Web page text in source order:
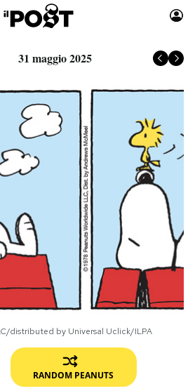
Moda
Libri
Consumismi
Storie/Idee
Ok Boomer!
Media
Europa
Altrecose
Mondiali calcio 2026
31 maggio 2025
distributed by Universal Uclick/ILPA
RANDOM PEANUTS